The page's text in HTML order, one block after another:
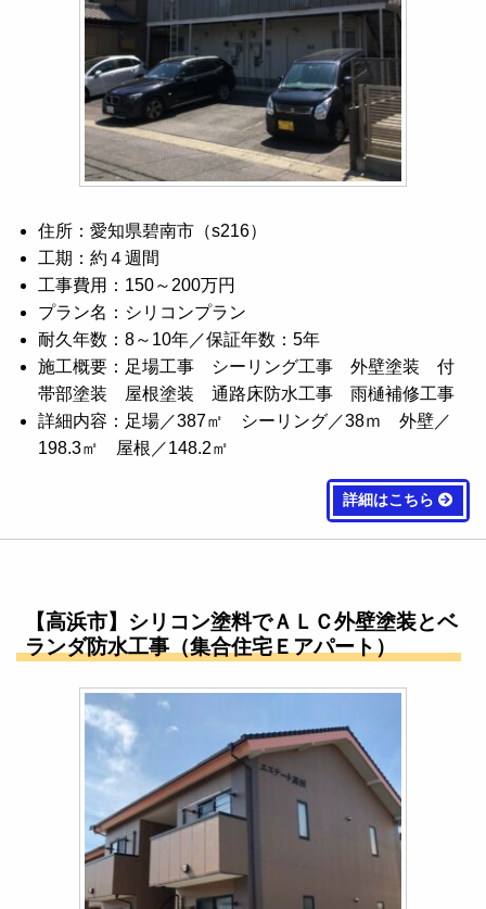
住所：愛知県碧南市（s216）
工期：約４週間
工事費用：150～200万円
プラン名：シリコンプラン
耐久年数：8～10年／保証年数：5年
施工概要：足場工事 シーリング工事 外壁塗装 付
帯部塗装 屋根塗装 通路床防水工事 雨樋補修工事
詳細内容：足場／387㎡ シーリング／38ｍ 外壁／
198.3㎡ 屋根／148.2㎡
詳細はこちら
【高浜市】シリコン塗料でＡＬＣ外壁塗装とベ
ランダ防水工事（集合住宅Ｅアパート）